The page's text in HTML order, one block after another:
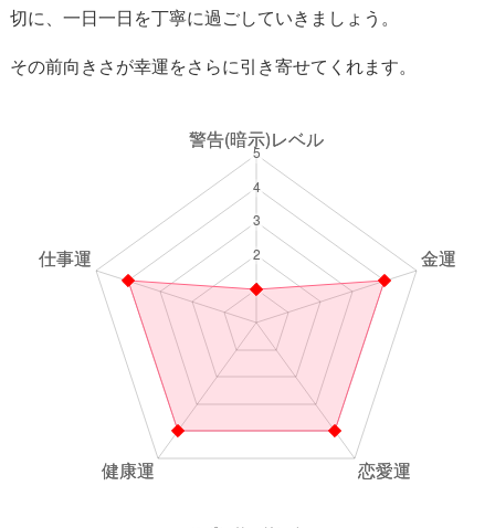
切に、一日一日を丁寧に過ごしていきましょう。
その前向きさが幸運をさらに引き寄せてくれます。